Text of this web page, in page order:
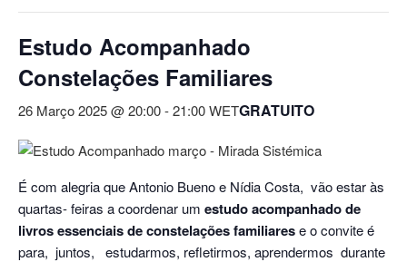
Estudo Acompanhado
Constelações Familiares
26 Março 2025 @ 20:00-21:00WETGRATUITO
É com alegria que Antonio Bueno e Nídia Costa, vão estar às
quartas- feiras a coordenar um estudo acompanhado de
livros essenciais de constelações familiarese o convite é
para, juntos, estudarmos, refletirmos, aprendermos durante